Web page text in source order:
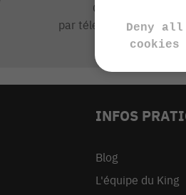
Contactez notre
par téléphone de 9h à
INFOS
Blog
L'équipe du King
Deny all
cookies